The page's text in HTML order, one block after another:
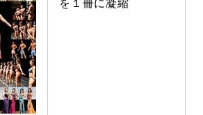
を１冊に凝縮